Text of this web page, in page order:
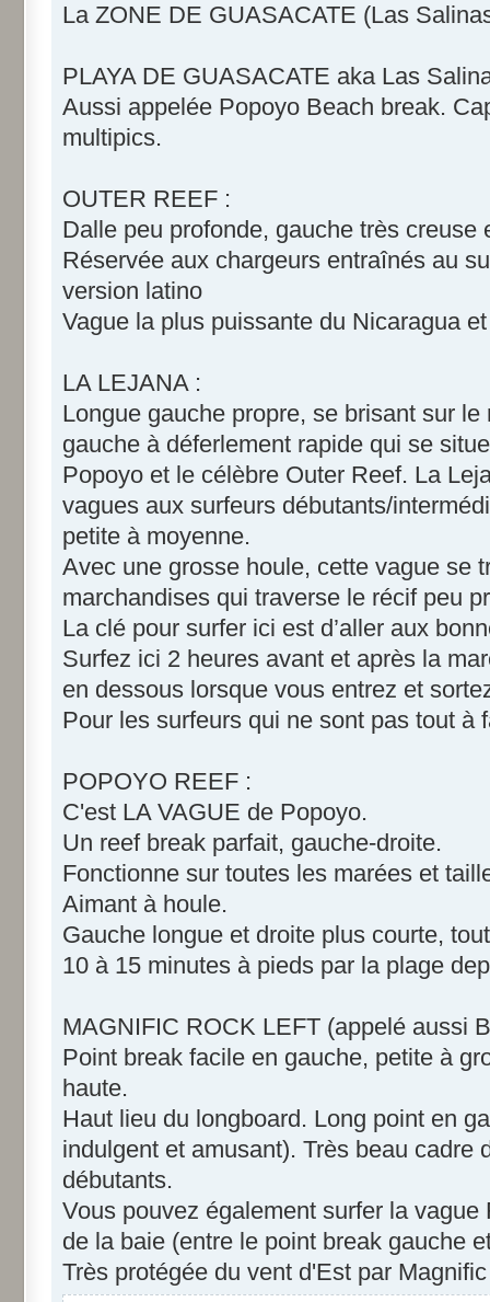
La ZONE DE GUASACATE (Las
PLAYA DE GUASACATE aka Las
Aussi appelée Popoyo Beach break.
multipics.
OUTER REEF :
Dalle peu profonde, gauche très creuse
Réservée aux chargeurs entraînés au
version latino
Vague la plus puissante du Nicaragua
LA LEJANA :
Longue gauche propre, se brisant sur
gauche à déferlement rapide qui se
Popoyo et le célèbre Outer Reef. La
vagues aux surfeurs débutants/
petite à moyenne.
Avec une grosse houle, cette vague se
marchandises qui traverse le récif peu
La clé pour surfer ici est d’aller aux
Surfez ici 2 heures avant et après la
en dessous lorsque vous entrez et
Pour les surfeurs qui ne sont pas tout à
POPOYO REEF :
C'est LA VAGUE de Popoyo.
Un reef break parfait, gauche-droite.
Fonctionne sur toutes les marées et
Aimant à houle.
Gauche longue et droite plus courte,
10 à 15 minutes à pieds par la plage
MAGNIFIC ROCK LEFT (appelé aussi
Point break facile en gauche, petite à
haute.
Haut lieu du longboard. Long point en
indulgent et amusant). Très beau cadre
débutants.
Vous pouvez également surfer la
de la baie (entre le point break gauche
Très protégée du vent d'Est par